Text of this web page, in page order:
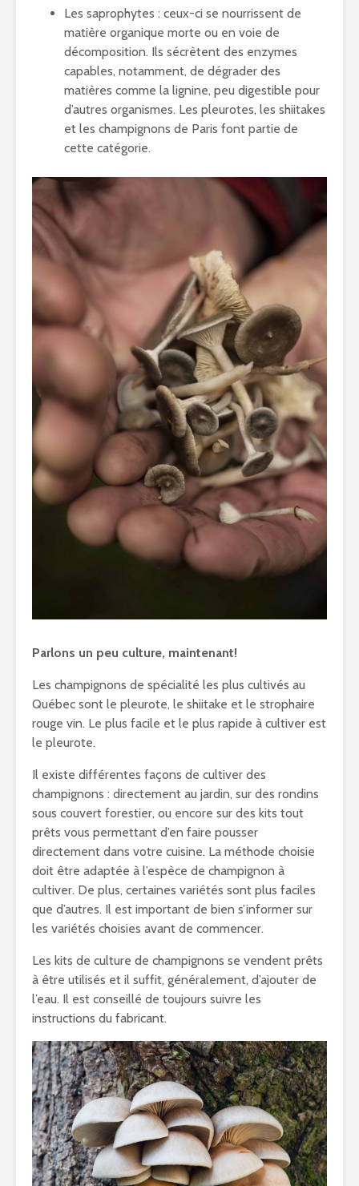
Les saprophytes : ceux-ci se nourrissent de
matière organique morte ou en voie de
décomposition. Ils sécrètent des enzymes
capables, notamment, de dégrader des
matières comme la lignine, peu digestible pour
d’autres organismes. Les pleurotes, les shiitakes
et les champignons de Paris font partie de
cette catégorie.
Parlons un peu culture, maintenant!
Les champignons de spécialité les plus cultivés au
Québec sont le pleurote, le shiitake et le strophaire
rouge vin. Le plus facile et le plus rapide à cultiver est
le pleurote.
Il existe différentes façons de cultiver des
champignons : directement au jardin, sur des rondins
sous couvert forestier, ou encore sur des kits tout
prêts vous permettant d’en faire pousser
directement dans votre cuisine. La méthode choisie
doit être adaptée à l’espèce de champignon à
cultiver. De plus, certaines variétés sont plus faciles
que d’autres. Il est important de bien s’informer sur
les variétés choisies avant de commencer.
Les kits de culture de champignons se vendent prêts
à être utilisés et il suffit, généralement, d’ajouter de
l’eau. Il est conseillé de toujours suivre les
instructions du fabricant.